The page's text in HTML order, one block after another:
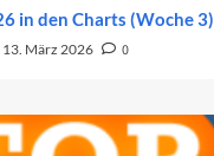
in den Charts (Woche 3)
13. März 2026 0